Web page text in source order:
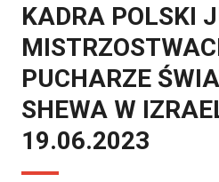
KADRA POLSKI
PUCHARZE
SHEWA W
19.06.2023